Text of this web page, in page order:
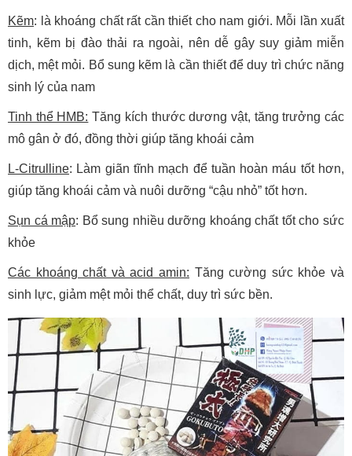
Kẽm: là khoáng chất rất cần thiết cho nam giới. Mỗi lần xuất
tinh, kẽm bị đào thải ra ngoài, nên dễ gây suy giảm miễn
dịch, mệt mỏi. Bổ sung kẽm là cần thiết để duy trì chức năng
sinh lý của nam
Tinh thể HMB: Tăng kích thước dương vật, tăng trưởng các
mô gân ở đó, đồng thời giúp tăng khoái cảm
L-Citrulline: Làm giãn tĩnh mạch để tuần hoàn máu tốt hơn,
giúp tăng khoái cảm và nuôi dưỡng “cậu nhỏ” tốt hơn.
Sụn cá mập: Bổ sung nhiều dưỡng khoáng chất tốt cho sức
khỏe
Các khoáng chất và acid amin: Tăng cường sức khỏe và
sinh lực, giảm mệt mỏi thể chất, duy trì sức bền.